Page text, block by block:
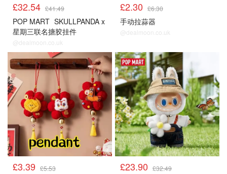
£32.54 £41.49
POP MART SKULLPANDA x
星期三联名搪胶挂件
@dealmoon.co.uk
£2.30 £6.30
手动拉蒜器
@dealmoon.co.uk
£3.39 £5.53 £23.90 £32.49